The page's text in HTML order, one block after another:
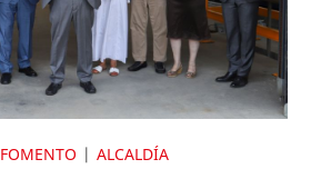
FOMENTO
ALCALDÍA